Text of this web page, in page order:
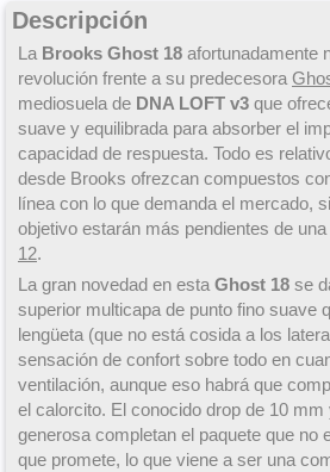
Descripción
La Brooks Ghost 18 afortunadamente
revolución frente a su predecesora
mediosuela de DNA LOFT v3 que
suave y equilibrada para absorber el
capacidad de respuesta. Todo es
desde Brooks ofrezcan compuestos
línea con lo que demanda el mercado,
objetivo estarán más pendientes de
12.
La gran novedad en esta Ghost 18 se
superior multicapa de punto fino suave
lengüeta (que no está cosida a los
sensación de confort sobre todo en
ventilación, aunque eso habrá que
el calorcito. El conocido drop de 10
generosa completan el paquete que no
que promete, lo que viene a ser una